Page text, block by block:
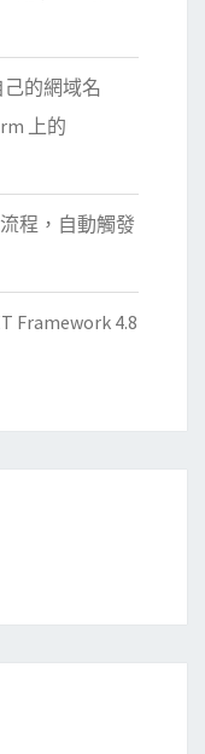
己的網域名
上的
程，自動觸發
Framework 4.8